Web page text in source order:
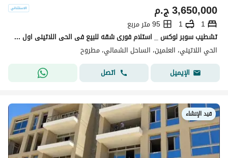
ج.م3,650,000
1
1
95 متر مربع
تشطيب سوبر لوكس _ استلام فورى شقه للبيع فى الحى اللاتينى اول صف على البحر فى برايم الوكيشن بجوار مزارين بالقرب من مطار العلمين مراسى وهاسيندا باى
الحي اللاتيني، العلمين، الساحل الشمالي، مطروح
الإيميل
اتصل
قيد الإنشاء